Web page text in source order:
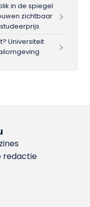
in de spiegel
zichtbaar
Universiteit
redactie